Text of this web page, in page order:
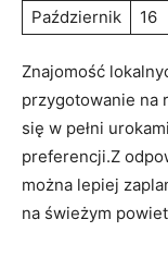
Październik
16
Znajomość
przygotowanie na
się w pełni
preferencji.Z
można lepiej
na świeżym